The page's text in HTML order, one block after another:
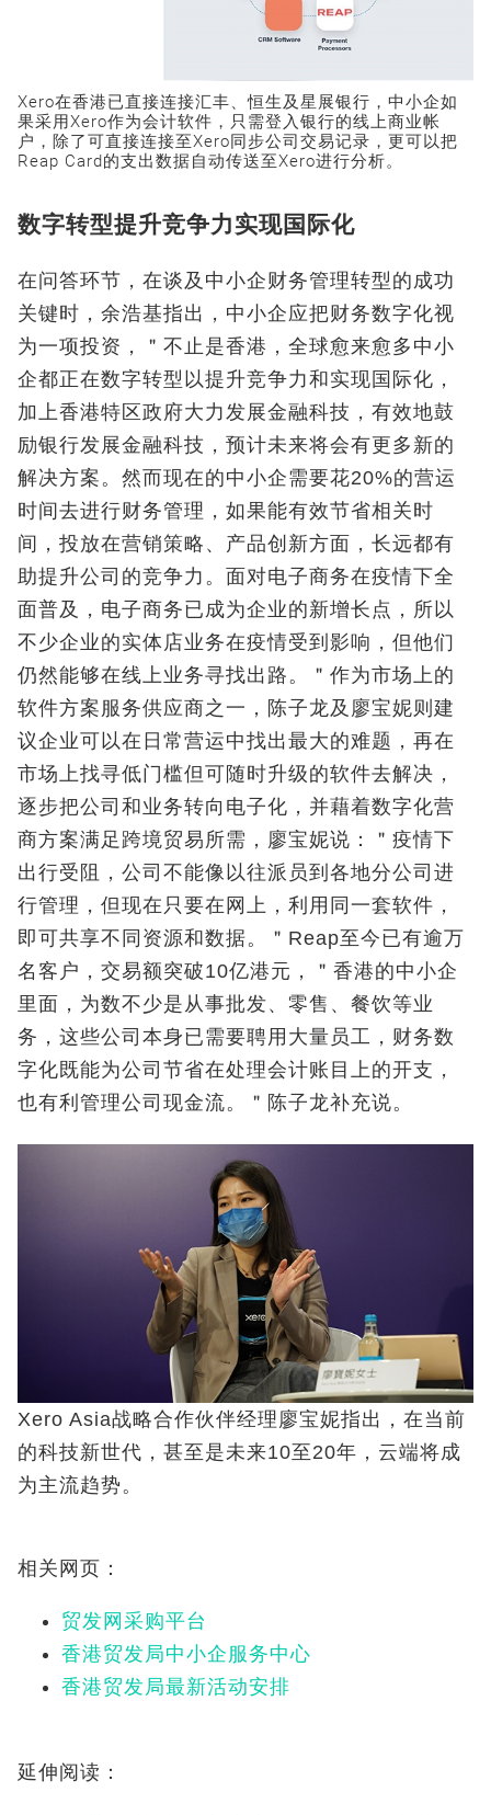
Xero在香港已直接连接汇丰、恒生及星展银行，中小企如
果采用Xero作为会计软件，只需登入银行的线上商业帐
户，除了可直接连接至Xero同步公司交易记录，更可以把
Reap Card的支出数据自动传送至Xero进行分析。
数字转型提升竞争力实现国际化
在问答环节，在谈及中小企财务管理转型的成功
关键时，余浩基指出，中小企应把财务数字化视
为一项投资，＂不止是香港，全球愈来愈多中小
企都正在数字转型以提升竞争力和实现国际化，
加上香港特区政府大力发展金融科技，有效地鼓
励银行发展金融科技，预计未来将会有更多新的
解决方案。然而现在的中小企需要花20%的营运
时间去进行财务管理，如果能有效节省相关时
间，投放在营销策略、产品创新方面，长远都有
助提升公司的竞争力。面对电子商务在疫情下全
面普及，电子商务已成为企业的新增长点，所以
不少企业的实体店业务在疫情受到影响，但他们
仍然能够在线上业务寻找出路。＂作为市场上的
软件方案服务供应商之一，陈子龙及廖宝妮则建
议企业可以在日常营运中找出最大的难题，再在
市场上找寻低门槛但可随时升级的软件去解决，
逐步把公司和业务转向电子化，并藉着数字化营
商方案满足跨境贸易所需，廖宝妮说：＂疫情下
出行受阻，公司不能像以往派员到各地分公司进
行管理，但现在只要在网上，利用同一套软件，
即可共享不同资源和数据。＂Reap至今已有逾万
名客户，交易额突破10亿港元，＂香港的中小企
里面，为数不少是从事批发、零售、餐饮等业
务，这些公司本身已需要聘用大量员工，财务数
字化既能为公司节省在处理会计账目上的开支，
也有利管理公司现金流。＂陈子龙补充说。
Xero Asia战略合作伙伴经理廖宝妮指出，在当前
的科技新世代，甚至是未来10至20年，云端将成
为主流趋势。
相关网页：
贸发网采购平台
香港贸发局中小企服务中心
香港贸发局最新活动安排
延伸阅读：